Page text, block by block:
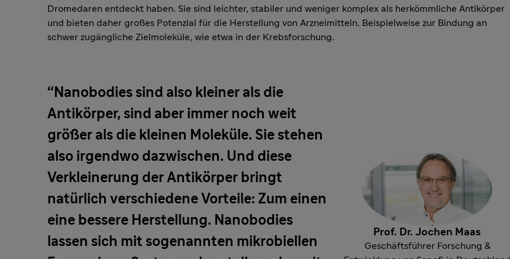
Dromedaren entdeckt haben. Sie sind leichter, stabiler und weniger komplex als herkömmliche Antikörper
und bieten daher großes Potenzial für die Herstellung von Arzneimitteln. Beispielweise zur Bindung an
schwer zugängliche Zielmoleküle, wie etwa in der Krebsforschung.
Nanobodies sind also kleiner als die
Antikörper, sind aber immer noch weit
größer als die kleinen Moleküle. Sie stehen
also irgendwo dazwischen. Und diese
Verkleinerung der Antikörper bringt
natürlich verschiedene Vorteile: Zum einen
eine bessere Herstellung. Nanobodies
lassen sich mit sogenannten mikrobiellen
Prof. Dr. Jochen Maas
Geschäftsführer Forschung &